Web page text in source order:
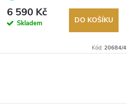
Autorizovaný prodejce.
6 590 Kč
Skladem DO KOŠÍKU
Kód: 20684/4